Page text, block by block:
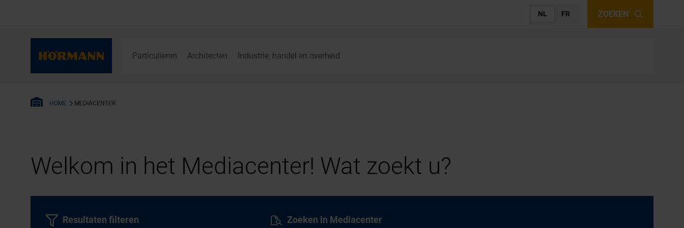
NL FR ZOEKEN
Particulieren Architecten Industrie, handel en overheid
HOME MEDIACENTER
Welkom in het Mediacenter! Wat zoekt u?
Zoeken in Mediacenter
Resultaten filteren